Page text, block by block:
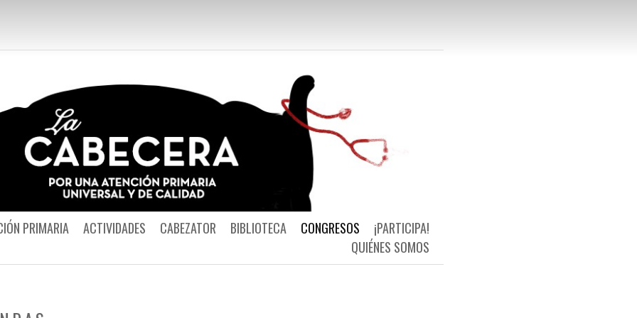
¡PARTICIPA!
CONGRESOS
BIBLIOTECA
CABEZATOR
ACTIVIDADES
PRIMARIA
QUIÉNES SOMOS